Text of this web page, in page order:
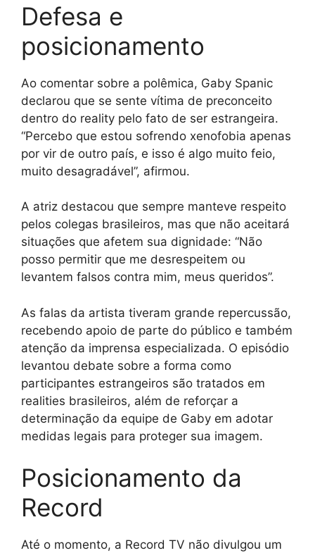
Defesa e
posicionamento
Ao comentar sobre a polêmica, Gaby Spanic
declarou que se sente vítima de preconceito
dentro do reality pelo fato de ser estrangeira.
“Percebo que estou sofrendo xenofobia apenas
por vir de outro país, e isso é algo muito feio,
muito desagradável”, afirmou.
A atriz destacou que sempre manteve respeito
pelos colegas brasileiros, mas que não aceitará
situações que afetem sua dignidade: “Não
posso permitir que me desrespeitem ou
levantem falsos contra mim, meus queridos”.
As falas da artista tiveram grande repercussão,
recebendo apoio de parte do público e também
atenção da imprensa especializada. O episódio
levantou debate sobre a forma como
participantes estrangeiros são tratados em
realities brasileiros, além de reforçar a
determinação da equipe de Gaby em adotar
medidas legais para proteger sua imagem.
Posicionamento da
Record
Até o momento, a Record TV não divulgou um